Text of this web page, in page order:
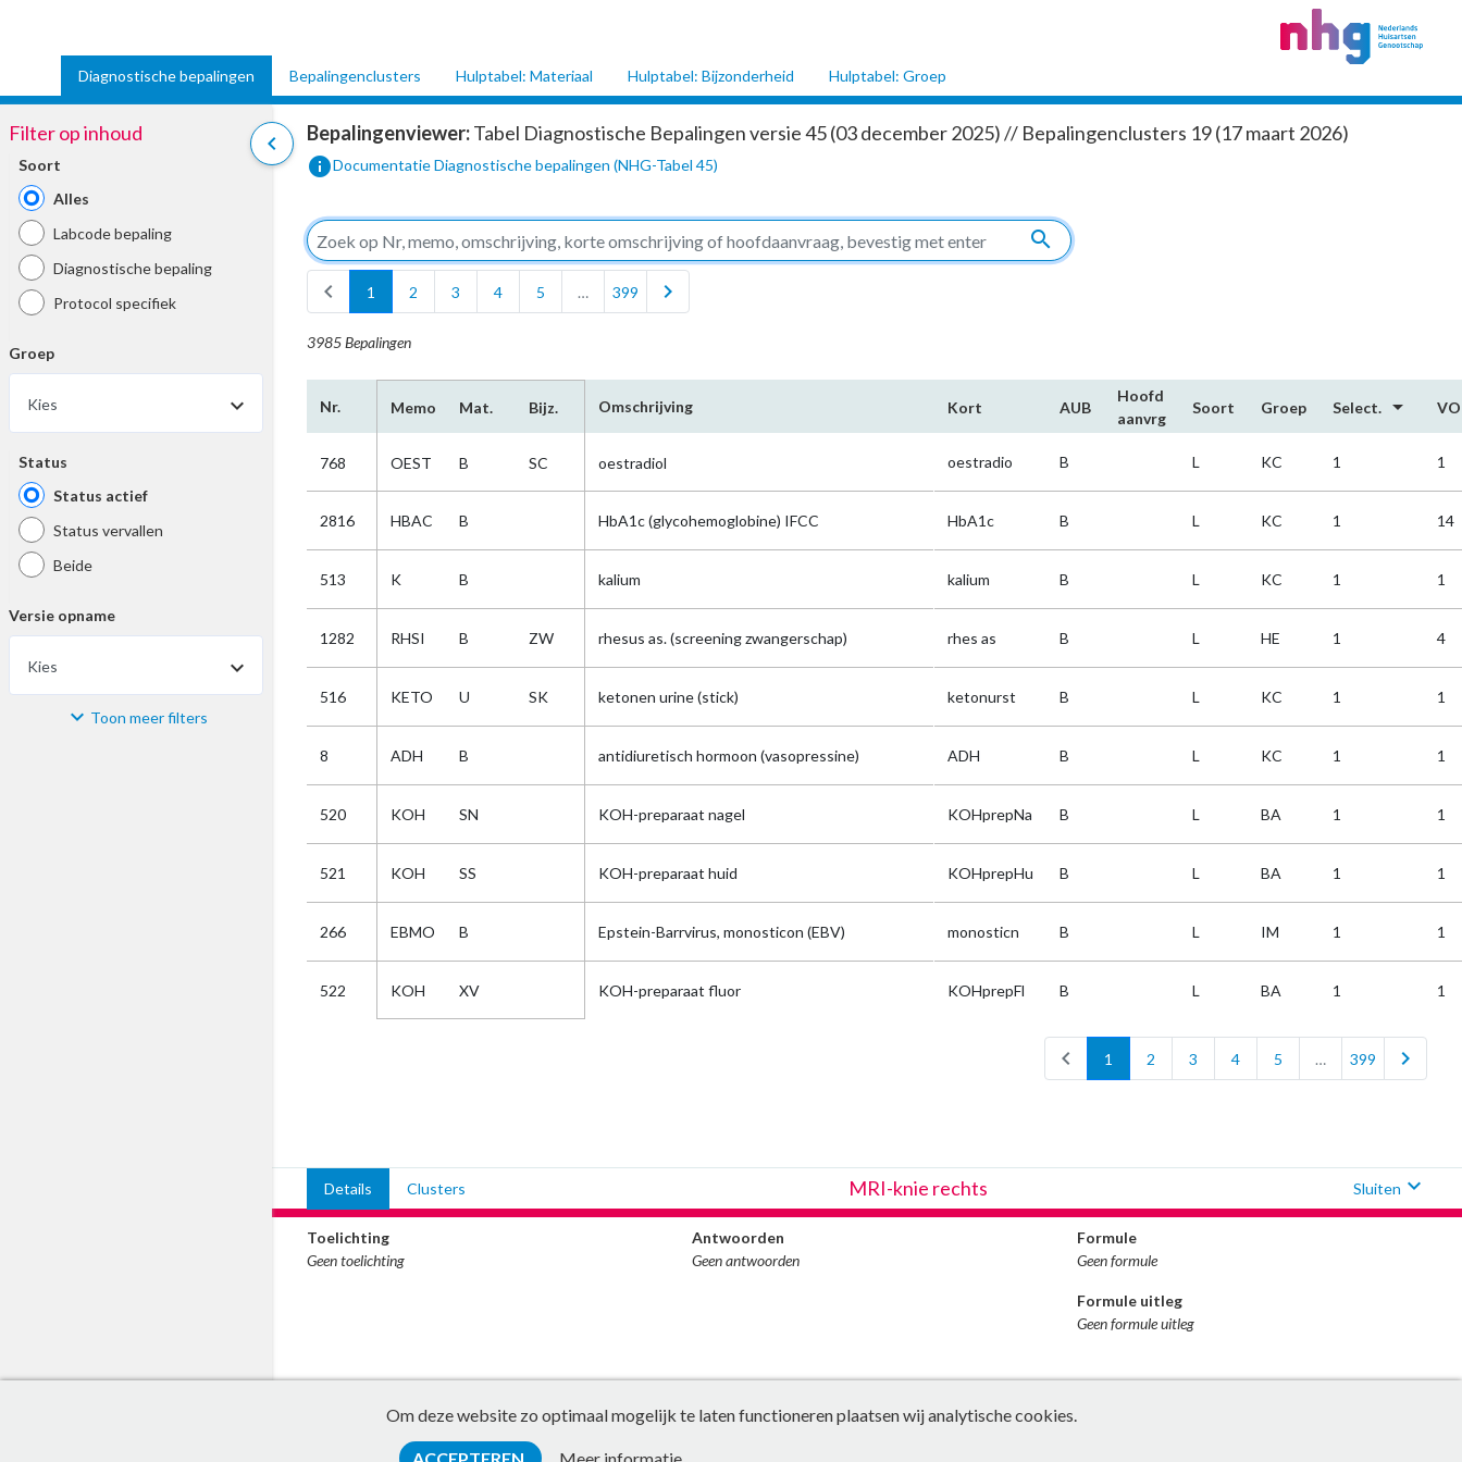
Diagnostische bepalingen Bepalingenclusters Hulptabel: Materiaal Hulptabel: Bijzonderheid Hulptabel: Groep
chevron_left
Filter op inhoud
Soort
Alles
Labcode bepaling
Diagnostische bepaling
Protocol specifiek
Groep
Kies
Status
Status actief
Status vervallen
Beide
Versie opname
Kies
Materiaal Toon meer filters
Bepalingenviewer:Tabel Diagnostische Bepalingen versie 45 (03 december 2025) // Bepalingenclusters 19 (17 maart 2026)
infoDocumentatie Diagnostische bepalingen (NHG-Tabel 45)
search
chevron_left
1 2 3 4 5 … 399 chevron_right
3985 Bepalingen
Nr. Memo Mat. Bijz. Omschrijving Kort AUB
Hoofd​
aanvrg
Soort Groep Select. arrow_drop_down VO
768 OEST B SC oestradiol oestradio B L KC 1 1
2816 HBAC B HbA1c (glycohemoglobine) IFCC HbA1c B L KC 1 14
513 K B kalium kalium B L KC 1 1
1282 RHSI B ZW rhesus as. (screening zwangerschap) rhes as B L HE 1 4
516 KETO U SK ketonen urine (stick) ketonurst B L KC 1 1
8 ADH B antidiuretisch hormoon (vasopressine) ADH B L KC 1 1
520 KOH SN KOH-preparaat nagel KOHprepNa B L BA 1 1
521 KOH SS KOH-preparaat huid KOHprepHu B L BA 1 1
266 EBMO B Epstein-Barrvirus, monosticon (EBV) monosticn B L IM 1 1
522 KOH XV KOH-preparaat fluor KOHprepFl B L BA 1 1
chevron_left 1 2 3 4 5 … 399 chevron_right
Details Clusters MRI-knie rechts Sluiten expand_more
Toelichting
Geen toelichting
Antwoorden
Geen antwoorden
Formule
Geen formule
Formule uitleg
Geen formule uitleg
Om deze website zo optimaal mogelijk te laten functioneren plaatsen wij analytische cookies.